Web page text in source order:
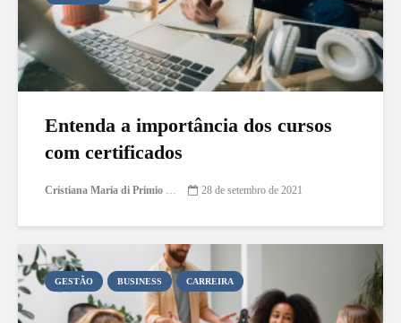
Entenda a importância dos cursos
com certificados
Cristiana Maria di Primio Gonçalves 28 de setembro de 2021
GESTÃO BUSINESS CARREIRA